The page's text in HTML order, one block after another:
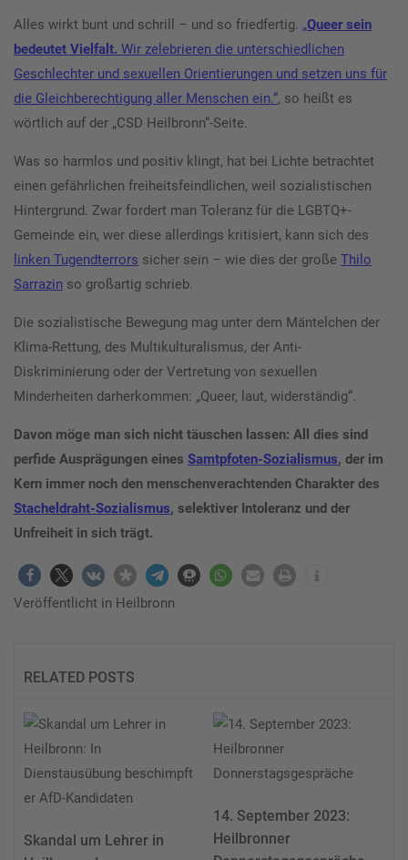
Alles wirkt bunt und schrill – und so friedfertig. „Queer sein
bedeutet Vielfalt. Wir zelebrieren die unterschiedlichen
Geschlechter und sexuellen Orientierungen und setzen uns für
die Gleichberechtigung aller Menschen ein.“, so heißt es
wörtlich auf der „CSD Heilbronn“-Seite.
Was so harmlos und positiv klingt, hat bei Lichte betrachtet
einen gefährlichen freiheitsfeindlichen, weil sozialistischen
Hintergrund. Zwar fordert man Toleranz für die LGBTQ+-
Gemeinde ein, wer diese allerdings kritisiert, kann sich des
linken Tugendterrors sicher sein – wie dies der große Thilo
Sarrazin so großartig schrieb.
Die sozialistische Bewegung mag unter dem Mäntelchen der
Klima-Rettung, des Multikulturalismus, der Anti-
Diskriminierung oder der Vertretung von sexuellen
Minderheiten darherkommen: „Queer, laut, widerständig“.
Davon möge man sich nicht täuschen lassen: All dies sind
perfide Ausprägungen eines Samtpfoten-Sozialismus, der im
Kern immer noch den menschenverachtenden Charakter des
Stacheldraht-Sozialismus, selektiver Intoleranz und der
Unfreiheit in sich trägt.
Veröffentlicht in Heilbronn
RELATED POSTS
Skandal um Lehrer in
14. September 2023:
Heilbronner